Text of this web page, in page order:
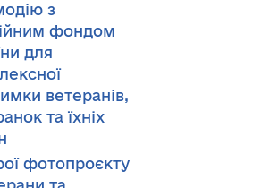
з
фондом
для
ветеранів,
та їхніх
фотопроєкту